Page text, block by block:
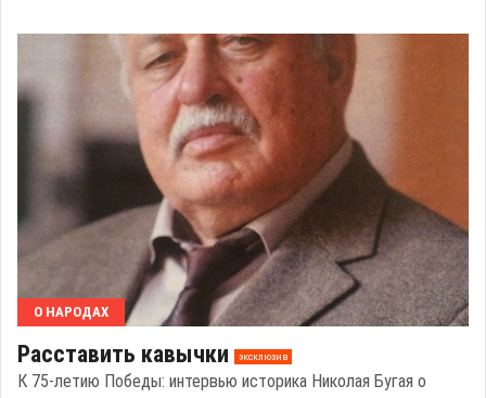
О НАРОДАХ
Расставить кавычки эксклюзив
К 75-летию Победы: интервью историка Николая Бугая о